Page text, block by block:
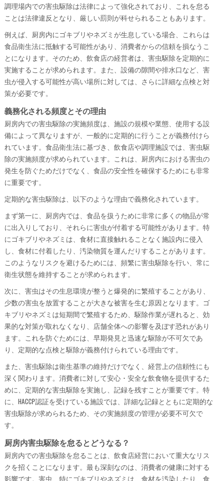
調理場内での害虫駆除は法律によって強化されており、これを怠る
ことは法律違反となり、厳しい罰則が科せられることもあります。
例えば、厨房内にゴキブリやネズミが生息している場合、これらは
食品衛生法に抵触する可能性があり、消費者からの信頼を損なうこ
とになります。そのため、飲食店の経営者は、害虫駆除を定期的に
実施することが求められます。また、設備の隙間や排水口など、害
虫が侵入する可能性が高い場所に対しては、さらに詳細な点検と対
策が必要です。
義務化される頻度とその理由
厨房内での害虫駆除の実施頻度は、施設の規模や業態、使用する設
備によって異なりますが、一般的に定期的に行うことが義務付けら
れています。食品衛生法に基づき、飲食店や調理施設では、害虫駆
除の実施頻度が求められています。これは、厨房内における害虫の
発生を防ぐためだけでなく、食品の安全性を確保するためにも非常
に重要です。
定期的な害虫駆除は、以下のような理由で義務化されています。
まず第一に、厨房内では、食品を扱うために非常に多くの物品が常
に出入りしており、それらに害虫が付着する可能性があります。特
にゴキブリやネズミは、食材に直接触れることなく施設内に侵入
し、食材に付着したり、汚染物質を運んだりすることがあります。
このようなリスクを避けるためには、頻繁に害虫駆除を行い、常に
衛生状態を維持することが求められます。
次に、害虫はその生息環境が整うと爆発的に繁殖することがあり、
少数の害虫を放置することが大きな被害を生む原因となります。ゴ
キブリやネズミは短期間で繁殖するため、駆除作業が遅れると、効
果的な対策が取れなくなり、店舗全体への影響を及ぼす恐れがあり
ます。これを防ぐためには、早期発見と迅速な駆除が不可欠であ
り、定期的な点検と駆除が義務付けられている理由です。
また、害虫駆除は衛生基準の維持だけでなく、経営上の信頼性にも
深く関わります。消費者に対して安心・安全な飲食物を提供するた
めに、定期的な害虫駆除を実施し、記録を残すことが重要です。特
に、HACCP認証を受けている施設では、詳細な記録とともに定期的な
害虫駆除が求められるため、その実施頻度の管理が必要不可欠で
す。
厨房内害虫駆除を怠るとどうなる？
厨房内での害虫駆除を怠ることは、飲食店経営において重大なリス
クを招くことになります。最も深刻なのは、消費者の健康に対する
影響です。害虫、特にゴキブリやネズミは、食材を汚染したり、食